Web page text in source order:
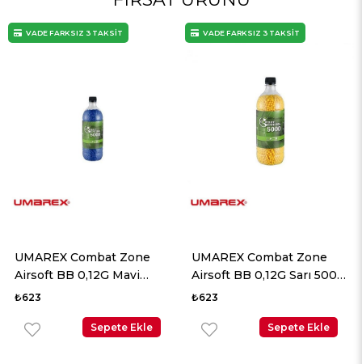
UMAREX Combat Zone
Airsoft BB 0,12G Mavi
5000 Adet
₺623
Sepete Ekle
VADE FARKSIZ 3 TAKSİT
UMAREX Combat Zone
Airsoft BB 0,12G Sarı 5000
Adet
₺623
Sepete Ekle
VADE FARKSIZ 3 TAKSİT